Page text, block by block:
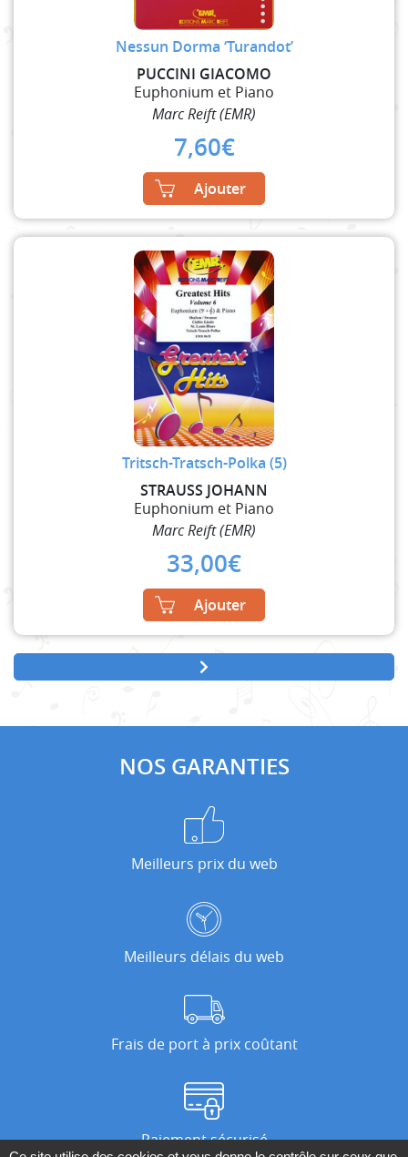
Nessun Dorma ‘Turandot’
PUCCINI GIACOMO
Euphonium et Piano
Marc Reift (EMR)
7,60€
Ajouter
Tritsch-Tratsch-Polka (5)
STRAUSS JOHANN
Euphonium et Piano
Marc Reift (EMR)
33,00€
Ajouter
NOS GARANTIES
Meilleurs prix du web
Meilleurs délais du web
Frais de port à prix coûtant
Paiement sécurisé